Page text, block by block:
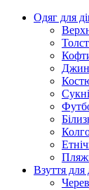
Одяг для
Взуття для